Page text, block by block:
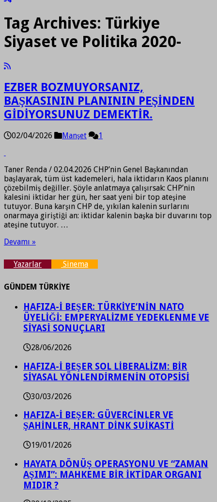
Tag Archives: Türkiye
Siyaset ve Politika 2020-
EZBER BOZMUYORSANIZ,
BAŞKASININ PLANININ PEŞİNDEN
GİDİYORSUNUZ DEMEKTİR.
02/04/2026 Manşet 1
Taner Renda / 02.04.2026 CHP’nin Genel Başkanından
başlayarak, tüm üst kademeleri, hala iktidarın Kaos planını
çözebilmiş değiller. Şöyle anlatmaya çalışırsak: CHP’nin
kalesini iktidar her gün, her saat yeni bir top ateşine
tutuyor. Buna karşın CHP de, yıkılan kalenin surlarını
onarmaya giriştiği an: iktidar kalenin başka bir duvarını top
ateşine tutuyor. …
Devamı »
Yazarlar Sinema
GÜNDEM TÜRKİYE
HAFIZA-İ BEŞER: TÜRKİYE’NİN NATO
ÜYELİĞİ: EMPERYALİZME YEDEKLENME VE
SİYASİ SONUÇLARI
28/06/2026
HAFIZA-İ BEŞER SOL LİBERALİZM: BİR
SİYASAL YÖNLENDİRMENİN OTOPSİSİ
30/03/2026
HAFIZA-İ BEŞER: GÜVERCİNLER VE
ŞAHİNLER, HRANT DİNK SUİKASTİ
19/01/2026
HAYATA DÖNÜŞ OPERASYONU VE “ZAMAN
AŞIMI”: MAHKEME BİR İKTİDAR ORGANI
MIDIR ?